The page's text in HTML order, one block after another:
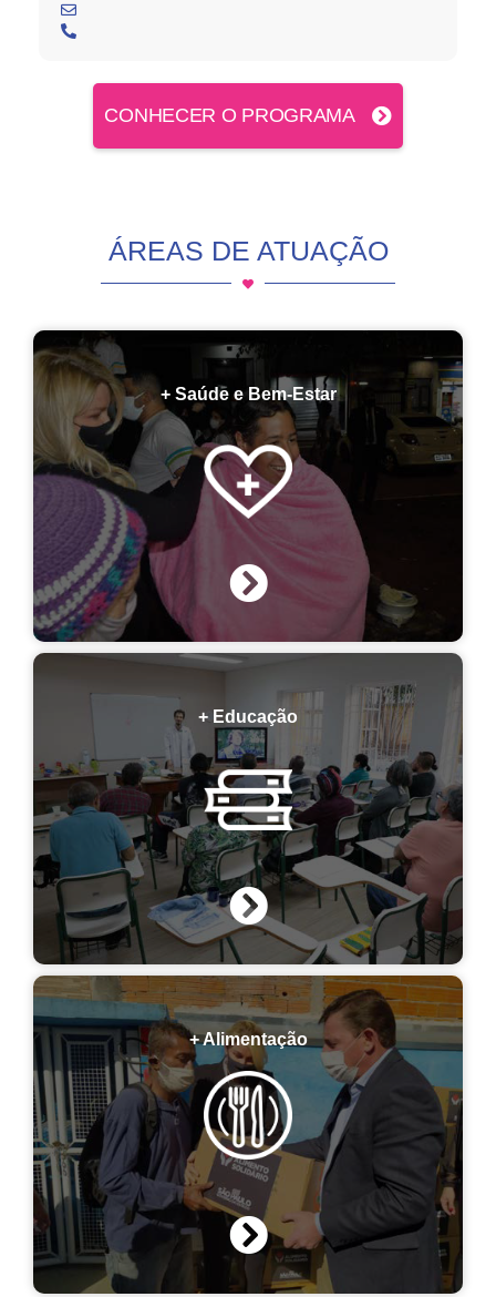
CONHECER O PROGRAMA
ÁREAS DE ATUAÇÃO
+ Saúde e Bem-Estar
+ Educação
+ Alimentação